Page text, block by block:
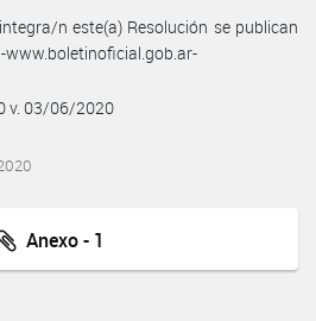
n este(a) Resolución se publican
www.boletinoficial.gob.ar-
v. 03/06/2020
Anexo - 1